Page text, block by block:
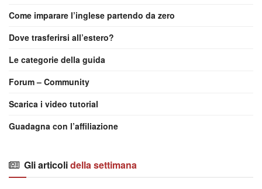
Come imparare l’inglese partendo da zero
Dove trasferirsi all’estero?
Le categorie della guida
Forum – Community
Scarica i video tutorial
Guadagna con l’affiliazione
Gli articolidella settimana